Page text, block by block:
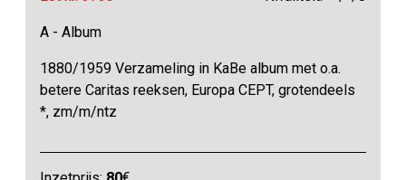
A - Album
1880/1959 Verzameling in KaBe album met o.a.
betere Caritas reeksen, Europa CEPT, grotendeels
*, zm/m/ntz